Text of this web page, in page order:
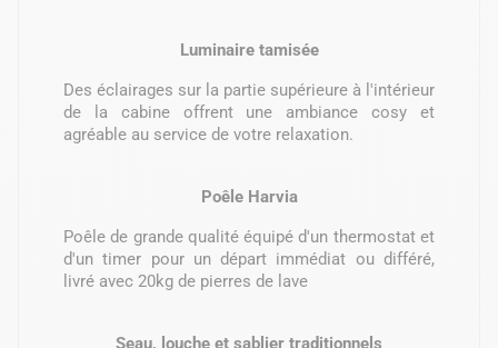
Luminaire tamisée
Des éclairages sur la partie supérieure à l'intérieur
de la cabine offrent une ambiance cosy et
agréable au service de votre relaxation.
Poêle Harvia
Poêle de grande qualité équipé d'un thermostat et
d'un timer pour un départ immédiat ou différé,
livré avec 20kg de pierres de lave
Seau, louche et sablier traditionnels